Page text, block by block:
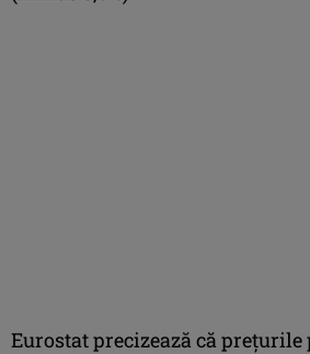
Eurostat precizează că